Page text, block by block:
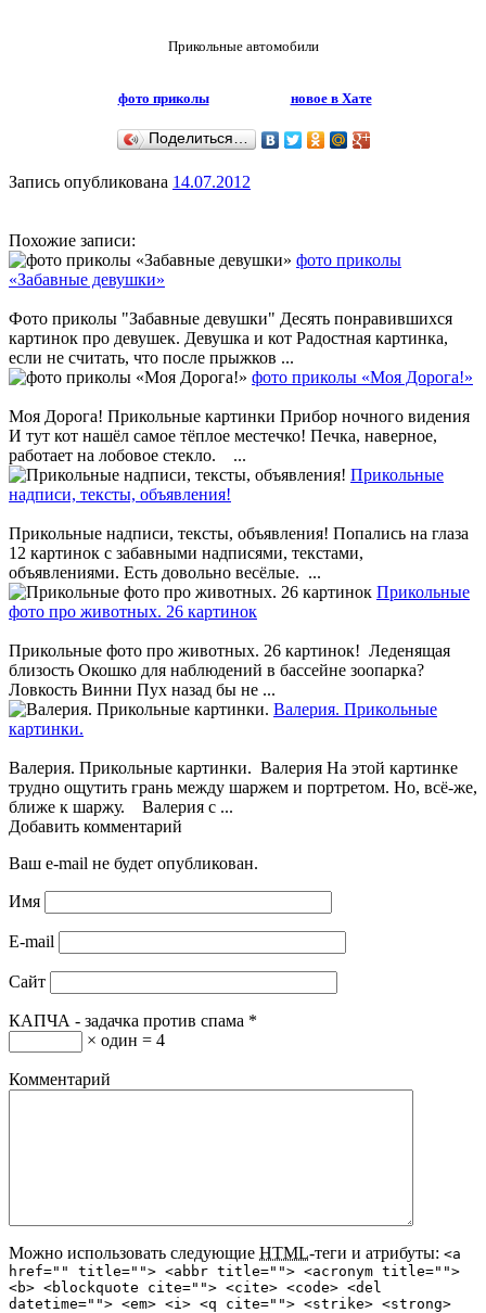
Прикольные автомобили
фото приколы новое в Хате
Поделиться…
Запись опубликована 14.07.2012
Похожие записи:
фото приколы
«Забавные девушки»
Фото приколы "Забавные девушки" Десять понравившихся
картинок про девушек. Девушка и кот Радостная картинка,
если не считать, что после прыжков ...
фото приколы «Моя Дорога!»
Моя Дорога! Прикольные картинки Прибор ночного видения
И тут кот нашёл самое тёплое местечко! Печка, наверное,
работает на лобовое стекло. ...
Прикольные
надписи, тексты, объявления!
Прикольные надписи, тексты, объявления! Попались на глаза
12 картинок с забавными надписями, текстами,
объявлениями. Есть довольно весёлые. ...
Прикольные
фото про животных. 26 картинок
Прикольные фото про животных. 26 картинок! Леденящая
близость Окошко для наблюдений в бассейне зоопарка?
Ловкость Винни Пух назад бы не ...
Валерия. Прикольные
картинки.
Валерия. Прикольные картинки. Валерия На этой картинке
трудно ощутить грань между шаржем и портретом. Но, всё-же,
ближе к шаржу. Валерия с ...
Добавить комментарий
Ваш e-mail не будет опубликован.
Имя
E-mail
Сайт
КАПЧА - задачка против спама *
× один = 4
Комментарий
Можно использовать следующие HTML-теги и атрибуты: <a
href="" title=""> <abbr title=""> <acronym title="">
<b> <blockquote cite=""> <cite> <code> <del
datetime=""> <em> <i> <q cite=""> <strike> <strong>